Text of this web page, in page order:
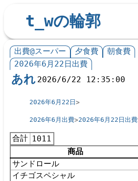
t_wの輪郭
出費@スーパー 夕食費
朝食費
2026年6月22日出費
あれ 2026/6/22 12:35:00
2026年6月22日
2026年6月出費 2026年6月22日出費
合計 1011
商品
サンドロール
イチゴスペシャル